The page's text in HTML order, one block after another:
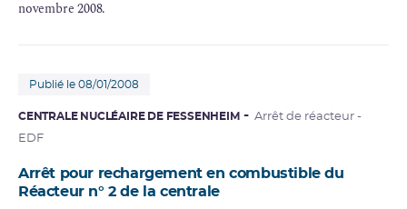
novembre 2008.
Publié le 08/01/2008
CENTRALE NUCLÉAIRE DE FESSENHEIM
Arrêt de réacteur -
EDF
Arrêt pour rechargement en combustible du
Réacteur n° 2 de la centrale